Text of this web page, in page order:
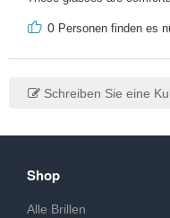
0 Personen finden es
Schreiben Sie eine
Shop
Alle Brillen